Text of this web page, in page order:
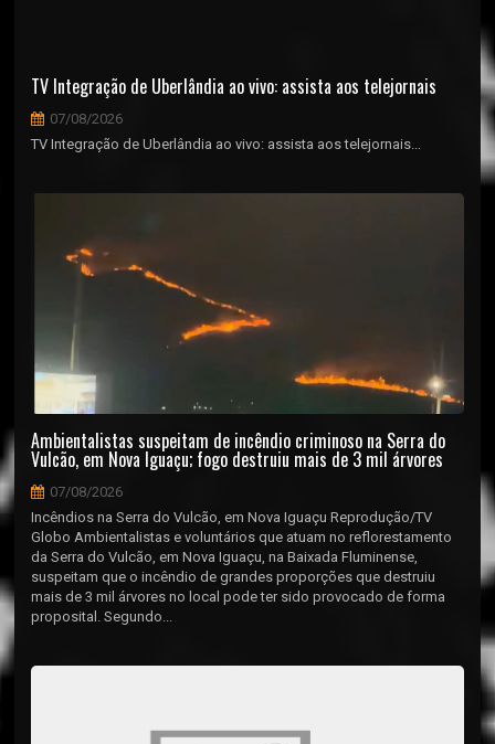
TV Integração de Uberlândia ao vivo: assista aos telejornais
07/08/2026
TV Integração de Uberlândia ao vivo: assista aos telejornais...
Ambientalistas suspeitam de incêndio criminoso na Serra do
Vulcão, em Nova Iguaçu; fogo destruiu mais de 3 mil árvores
07/08/2026
Incêndios na Serra do Vulcão, em Nova Iguaçu Reprodução/TV
Globo Ambientalistas e voluntários que atuam no reflorestamento
da Serra do Vulcão, em Nova Iguaçu, na Baixada Fluminense,
suspeitam que o incêndio de grandes proporções que destruiu
mais de 3 mil árvores no local pode ter sido provocado de forma
proposital. Segundo...